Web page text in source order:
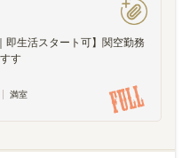
即生活スタート可】関空勤務
す
満室